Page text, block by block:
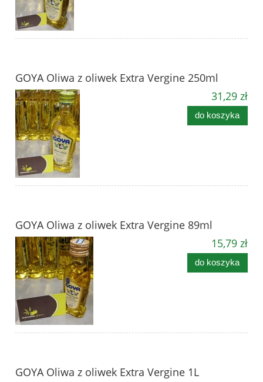
GOYA Oliwa z oliwek Extra Vergine 250ml
31,29 zł
do koszyka
GOYA Oliwa z oliwek Extra Vergine 89ml
15,79 zł
do koszyka
GOYA Oliwa z oliwek Extra Vergine 1L